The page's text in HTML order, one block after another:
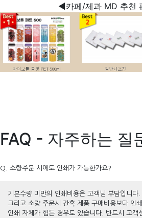
◀카페/제과 MD 추천
FAQ - 자주하는 질
Q. 소량주문 시에도 인쇄가 가능한가요?
기본수량 미만의 인쇄비용은 고객님 부담입니다.
그리고 소량 주문시 간혹 제품 구매비용보다 인
인쇄 자체가 힘든 경우도 있습니다. 반드시 고객